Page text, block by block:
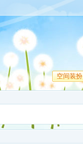
空间装扮